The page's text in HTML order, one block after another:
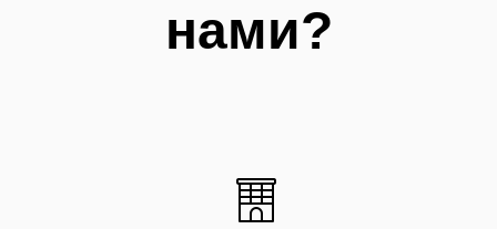
нами?